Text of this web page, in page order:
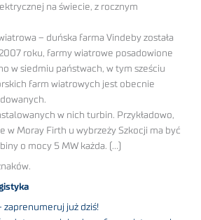
na świecie, z rocznym
– duńska farma Vindeby została
2007 roku, farmy wiatrowe posadowione
w siedmiu państwach, w tym sześciu
farm wiatrowych jest obecnie
w nich turbin. Przykładowo,
w Moray Firth u wybrzeży Szkocji ma być
o mocy 5 MW każda. (…)
zaprenumeruj już dziś!